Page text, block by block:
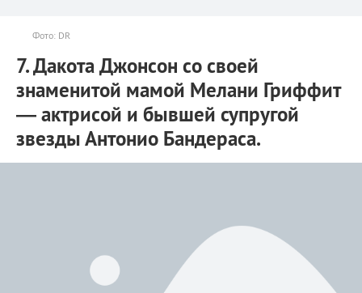
Фото: DR
7. Дакота Джонсон со своей
знаменитой мамой Мелани Гриффит
— актрисой и бывшей супругой
звезды Антонио Бандераса.